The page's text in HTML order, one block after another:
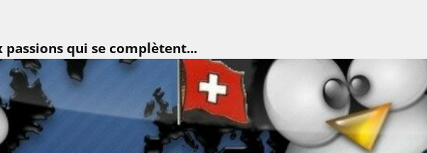
qui se complètent...